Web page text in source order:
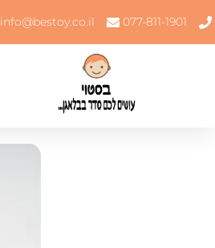
077-811-1901
info@bestoy.co.il